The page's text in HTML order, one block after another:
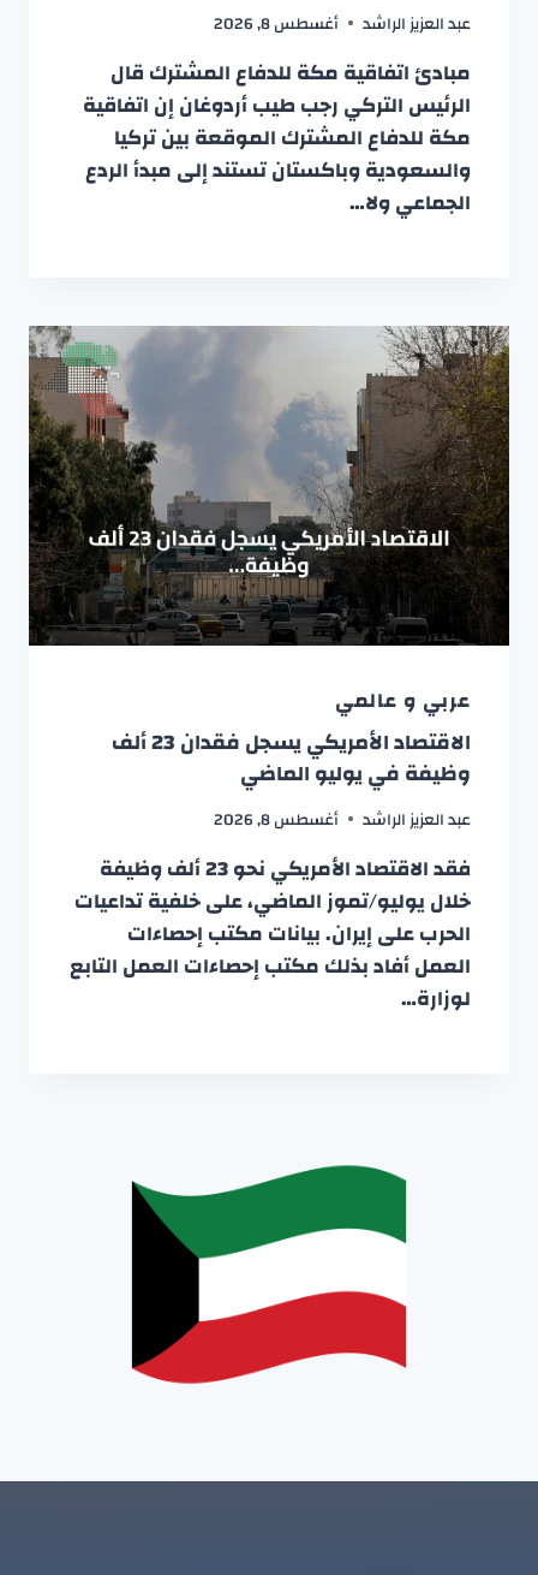
عبد العزيز الراشد أغسطس 8, 2026
مبادئ اتفاقية مكة للدفاع المشترك قال
الرئيس التركي رجب طيب أردوغان إن اتفاقية
مكة للدفاع المشترك الموقعة بين تركيا
والسعودية وباكستان تستند إلى مبدأ الردع
الجماعي ولا…
عربي و عالمي
الاقتصاد الأمريكي يسجل فقدان 23 ألف
وظيفة في يوليو الماضي
عبد العزيز الراشد أغسطس 8, 2026
فقد الاقتصاد الأمريكي نحو 23 ألف وظيفة
خلال يوليو/تموز الماضي، على خلفية تداعيات
الحرب على إيران. بيانات مكتب إحصاءات
العمل أفاد بذلك مكتب إحصاءات العمل التابع
لوزارة…